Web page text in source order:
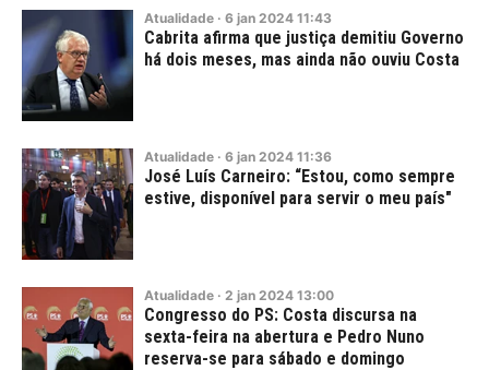
Atualidade · 6 jan 2024 11:43
Cabrita afirma que justiça demitiu Governo
há dois meses, mas ainda não ouviu Costa
Atualidade · 6 jan 2024 11:36
José Luís Carneiro: “Estou, como sempre
estive, disponível para servir o meu país"
Atualidade · 2 jan 2024 13:00
Congresso do PS: Costa discursa na
sexta-feira na abertura e Pedro Nuno
reserva-se para sábado e domingo